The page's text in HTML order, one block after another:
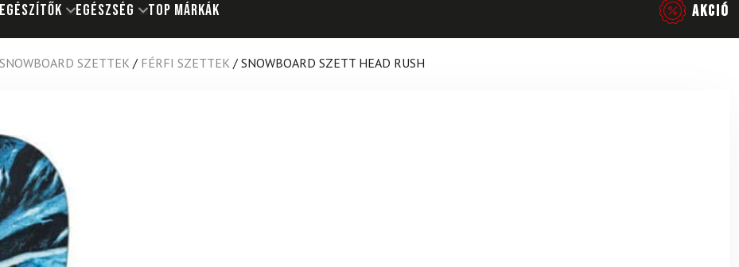
EGÉSZSÉG Top márkák AKCIÓ
SNOWBOARD SZETTEK / FÉRFI SZETTEK / SNOWBOARD SZETT HEAD RUSH